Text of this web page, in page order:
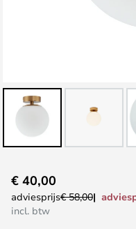
naar
het
€ 40,00
adviesprijs€ 58,00
incl. btw